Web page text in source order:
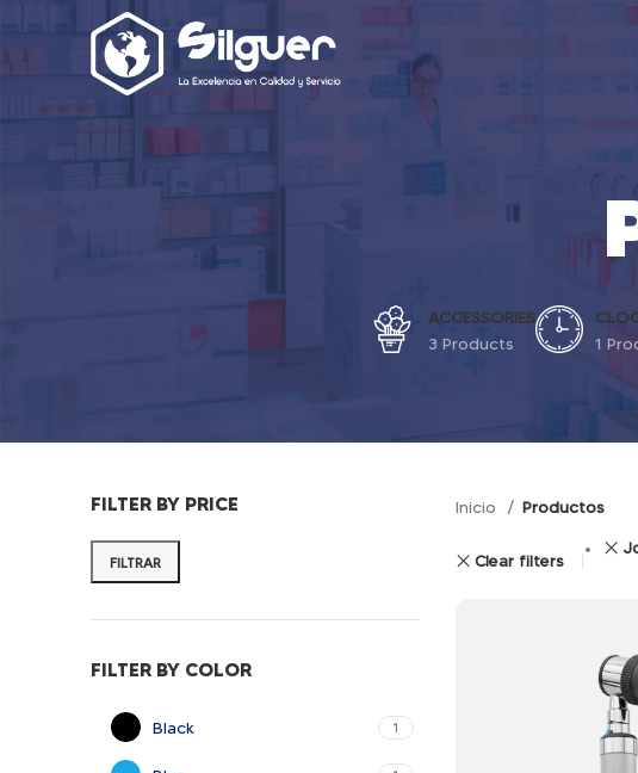
ACCESSORIES
3 Products
1
FILTER BY PRICE
FILTRAR
FILTER BY COLOR
Black 1
Inicio Productos
Clear filters